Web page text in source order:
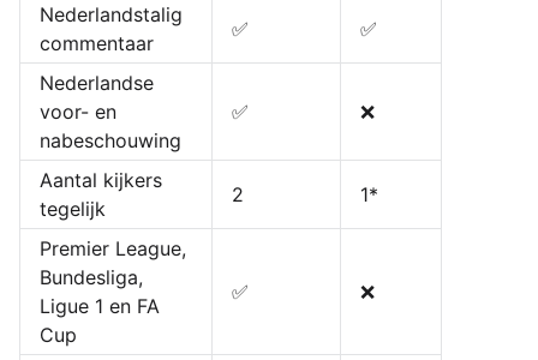
Nederlandstalig
commentaar
✅ ✅
Nederlandse
voor- en
nabeschouwing
✅ ❌
Aantal kijkers
tegelijk
2 1*
Premier League,
Bundesliga,
Ligue 1 en FA
Cup
✅ ❌